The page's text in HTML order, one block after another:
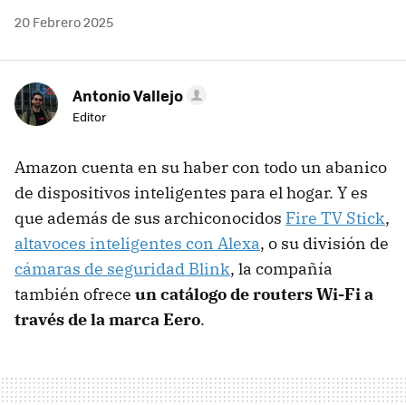
20 Febrero 2025
Antonio Vallejo
Editor
Amazon cuenta en su haber con todo un abanico
de dispositivos inteligentes para el hogar. Y es
que además de sus archiconocidos Fire TV Stick,
altavoces inteligentes con Alexa, o su división de
cámaras de seguridad Blink, la compañía
también ofrece un catálogo de routers Wi-Fi a
través de la marca Eero.